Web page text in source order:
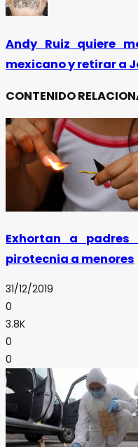
Andy Ruiz quiere
mexicano y retirar a
CONTENIDO
Exhortan a
pirotecnia a menores
31/12/2019
0
3.8K
0
0